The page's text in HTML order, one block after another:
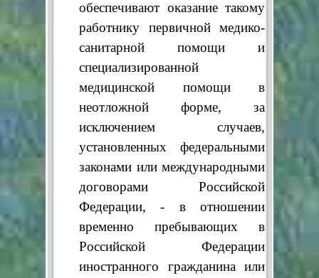
обеспечивают оказание такому
работнику первичной медико-
санитарной помощи и
специализированной
медицинской помощи в
неотложной форме, за
исключением случаев,
установленных федеральными
законами или международными
договорами Российской
Федерации, - в отношении
временно пребывающих в
Российской Федерации
иностранного гражданина или